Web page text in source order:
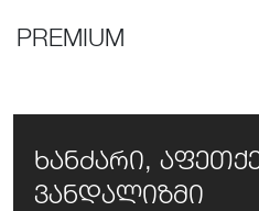
PREMIUM
ხანძარი,
ვანდალიზმი